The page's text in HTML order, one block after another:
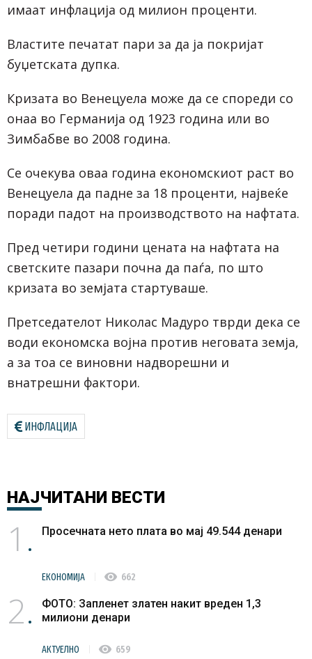
имаат инфлација од милион проценти.
Властите печатат пари за да ја покријат
буџетската дупка.
Кризата во Венецуела може да се спореди со
онаа во Германија од 1923 година или во
Зимбабве во 2008 година.
Се очекува оваа година економскиот раст во
Венецуела да падне за 18 проценти, највеќе
поради падот на производството на нафтата.
Пред четири години цената на нафтата на
светските пазари почна да паѓа, по што
кризата во земјата стартуваше.
Претседателот Николас Мадуро тврди дека се
води економска војна против неговата земја,
а за тоа се виновни надворешни и
внатрешни фактори.
ИНФЛАЦИЈА
НАЈЧИТАНИ ВЕСТИ
1 Просечната нето плата во мај 49.544 денари
ЕКОНОМИЈА visibility 662
2
ФОТО: Запленет златен накит вреден 1,3
милиони денари
АКТУЕЛНО visibility 659